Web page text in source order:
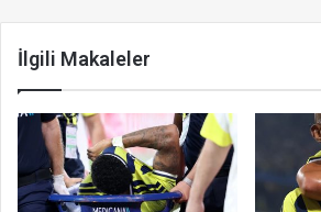
İlgili Makaleler